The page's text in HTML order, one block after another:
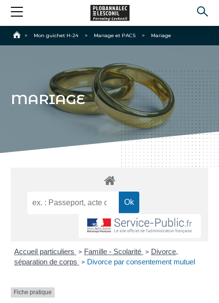
Accueil
> Mon guichet H-24 > Mariage et PACS > Mariage
MARIAGE
Accueil particuliers > Famille - Scolarité > Divorce,
séparation de corps
> Divorce par consentement mutuel
Fiche pratique